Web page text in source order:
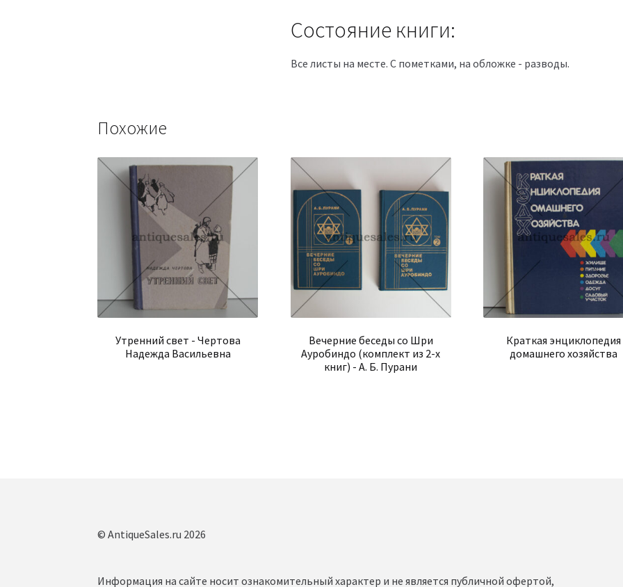
Состояние книги:
Все листы на месте. С пометками, на обложке - разводы.
Похожие
Утренний свет - Чертова
Надежда Васильевна
Вечерние беседы со Шри
Ауробиндо (комплект из 2-х
книг) - А. Б. Пурани
Краткая энциклопедия
домашнего хозяйства
© AntiqueSales.ru 2026
Информация на сайте носит ознакомительный характер и не является публичной офертой,